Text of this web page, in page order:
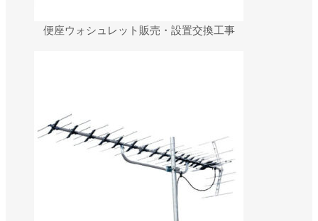
便座ウォシュレット販売・設置交換工事